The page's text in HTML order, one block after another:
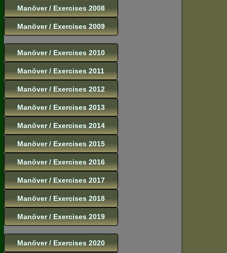
Manöver / Exercises 2008
Manöver / Exercises 2009
Manöver / Exercises 2010
Manöver / Exercises 2011
Manöver / Exercises 2012
Manöver / Exercises 2013
Manöver / Exercises 2014
Manöver / Exercises 2015
Manöver / Exercises 2016
Manöver / Exercises 2017
Manöver / Exercises 2018
Manöver / Exercises 2019
Manöver / Exercises 2020